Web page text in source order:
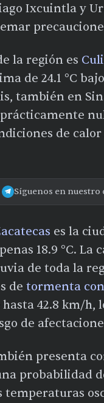
Ixcuintla y
la región es
de 24.1 °C
también en
prácticamente
de
Síguenos en nuestro
es la
18.9 °C.
de toda la
de tormenta
hasta 42.8 km/
de
presenta
probabilidad
temperaturas